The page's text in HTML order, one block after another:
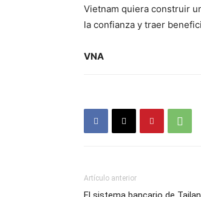
Vietnam quiera construir
la confianza y traer
VNA
Artículo anterior